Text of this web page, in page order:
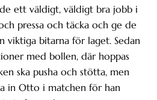
ett väldigt, väldigt bra jobb i
pressa och täcka och ge de
viktiga bitarna för laget. Sedan
med bollen, där hoppas
ska pusha och stötta, men
in Otto i matchen för han